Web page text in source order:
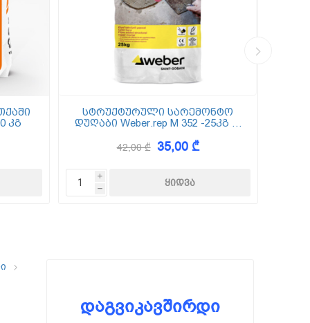
კგ
სტრუქტურული სარემონტო
დუღაბი Weber.rep M 352 -25კგ (5
42,00 ₾ 35,00 ₾
i
h
დაგვიკავშირდი